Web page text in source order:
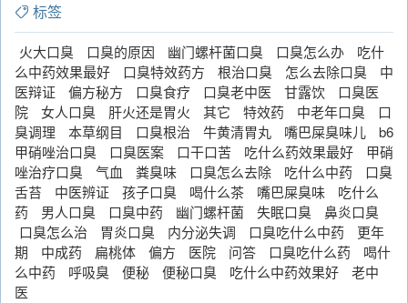
标签
火大口臭 口臭的原因 幽门螺杆菌口臭 口臭怎么办
吃什
么中药效果最好
口臭特效药方 根治口臭 怎么去除口臭
中
医辩证
偏方秘方 口臭食疗 口臭老中医 甘露饮
口臭医
院
女人口臭 肝火还是胃火 其它 特效药 中老年口臭
口
臭调理
本草纲目 口臭根治 牛黄清胃丸 嘴巴屎臭味儿
b6
甲硝唑治口臭
口臭医案 口干口苦 吃什么药效果最好
甲硝
唑治疗口臭
气血 粪臭味 口臭怎么去除 吃什么中药
口臭
舌苔
中医辨证 孩子口臭 喝什么茶 嘴巴屎臭味
吃什么
药
男人口臭 口臭中药 幽门螺杆菌 失眠口臭
鼻炎口臭
口臭怎么治
胃炎口臭 内分泌失调 口臭吃什么中药
更年
期
中成药 扁桃体 偏方 医院 问答 口臭吃什么药
喝什
么中药
呼吸臭 便秘 便秘口臭 吃什么中药效果好
老中
医